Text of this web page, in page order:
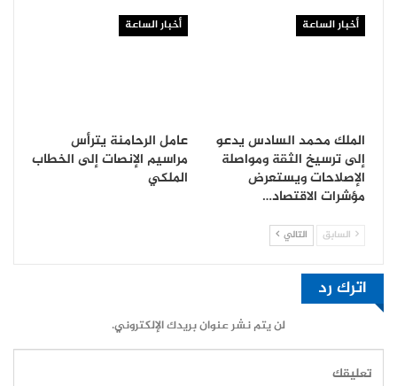
أخبار الساعة
الملك محمد السادس يدعو
إلى ترسيخ الثقة ومواصلة
الإصلاحات ويستعرض
مؤشرات الاقتصاد…
أخبار الساعة
عامل الرحامنة يترأس
مراسيم الإنصات إلى الخطاب
الملكي
السابق التالي
اترك رد
لن يتم نشر عنوان بريدك الإلكتروني.